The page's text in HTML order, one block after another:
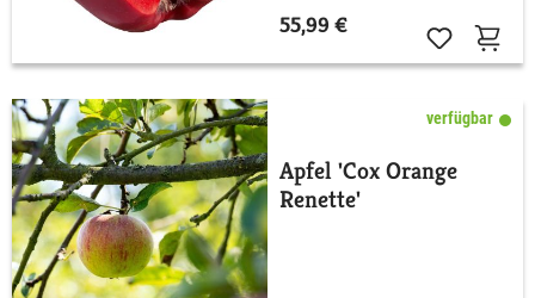
55,99 €
verfügbar
Apfel 'Cox Orange
Renette'